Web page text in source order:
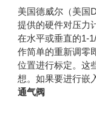
美国德威尔（美国
提供的硬件对压力
在水平或垂直的1-
作简单的重新调零
位置进行标定。这
想。如果要进行嵌
通气阀